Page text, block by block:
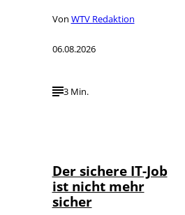
Von WTV Redaktion
06.08.2026
3 Min.
Der sichere IT-Job
ist nicht mehr
sicher